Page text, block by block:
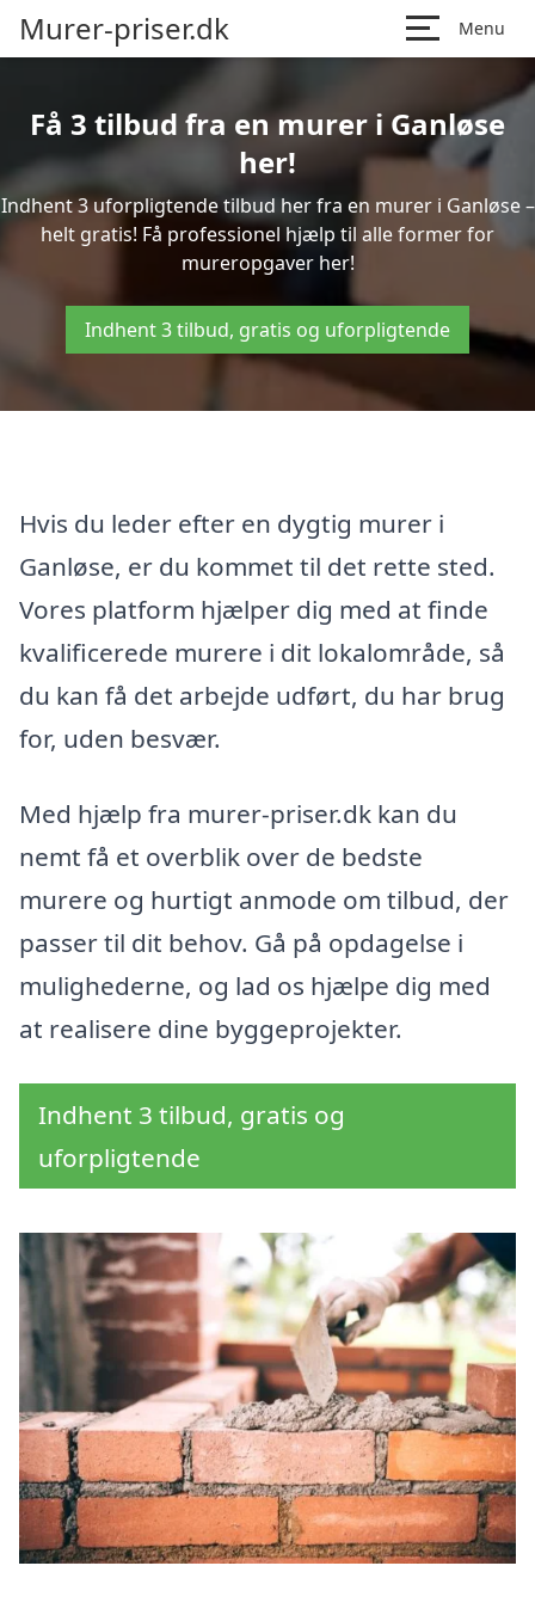
Murer-priser.dk Menu
Få 3 tilbud fra en murer i Ganløse
her!
Indhent 3 uforpligtende tilbud her fra en murer i Ganløse –
helt gratis! Få professionel hjælp til alle former for
mureropgaver her!
Indhent 3 tilbud, gratis og uforpligtende
Hvis du leder efter en dygtig murer i
Ganløse, er du kommet til det rette sted.
Vores platform hjælper dig med at finde
kvalificerede murere i dit lokalområde, så
du kan få det arbejde udført, du har brug
for, uden besvær.
Med hjælp fra murer-priser.dk kan du
nemt få et overblik over de bedste
murere og hurtigt anmode om tilbud, der
passer til dit behov. Gå på opdagelse i
mulighederne, og lad os hjælpe dig med
at realisere dine byggeprojekter.
Indhent 3 tilbud, gratis og
uforpligtende